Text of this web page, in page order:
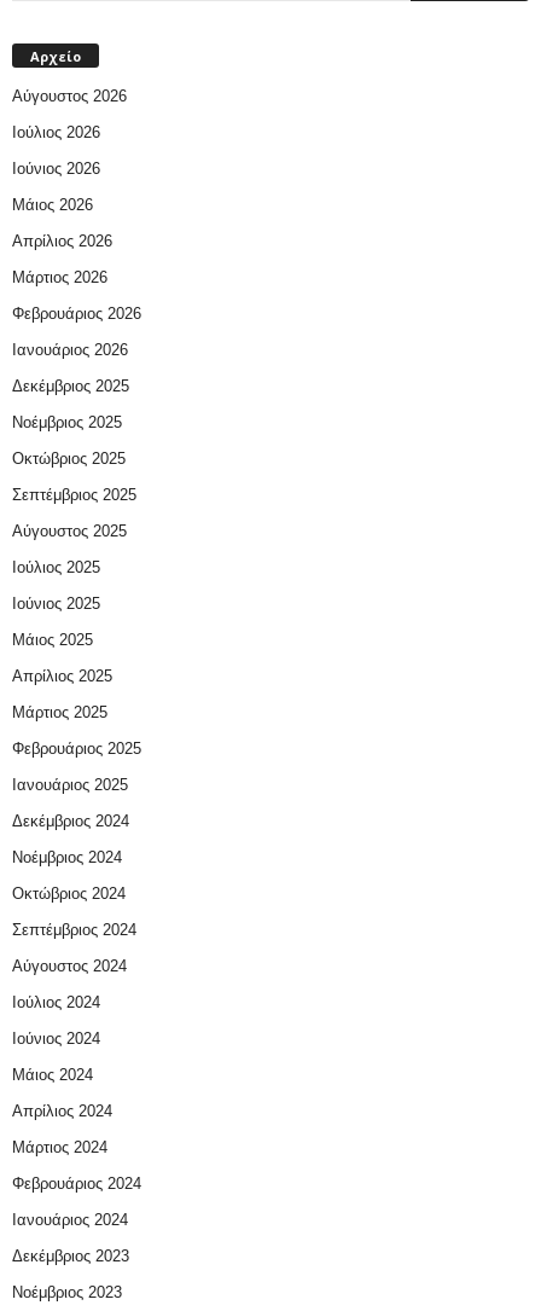
Αρχείο
Αύγουστος 2026
Ιούλιος 2026
Ιούνιος 2026
Μάιος 2026
Απρίλιος 2026
Μάρτιος 2026
Φεβρουάριος 2026
Ιανουάριος 2026
Δεκέμβριος 2025
Νοέμβριος 2025
Οκτώβριος 2025
Σεπτέμβριος 2025
Αύγουστος 2025
Ιούλιος 2025
Ιούνιος 2025
Μάιος 2025
Απρίλιος 2025
Μάρτιος 2025
Φεβρουάριος 2025
Ιανουάριος 2025
Δεκέμβριος 2024
Νοέμβριος 2024
Οκτώβριος 2024
Σεπτέμβριος 2024
Αύγουστος 2024
Ιούλιος 2024
Ιούνιος 2024
Μάιος 2024
Απρίλιος 2024
Μάρτιος 2024
Φεβρουάριος 2024
Ιανουάριος 2024
Δεκέμβριος 2023
Νοέμβριος 2023